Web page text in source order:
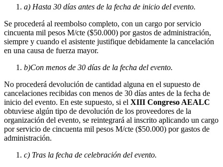
a) Hasta 30 días antes de la fecha de inicio del evento.
Se procederá al reembolso completo, con un cargo por servicio
cincuenta mil pesos M/cte ($50.000) por gastos de administración,
siempre y cuando el asistente justifique debidamente la cancelación
en una causa de fuerza mayor.
b)Con menos de 30 días de la fecha del evento.
No procederá devolución de cantidad alguna en el supuesto de
cancelaciones recibidas con menos de 30 días antes de la fecha de
inicio del evento. En este supuesto, si el XIII Congreso AEALC
obtuviese algún tipo de devolución de los proveedores de la
organización del evento, se reintegrará al inscrito aplicando un cargo
por servicio de cincuenta mil pesos M/cte ($50.000) por gastos de
administración.
c) Tras la fecha de celebración del evento.